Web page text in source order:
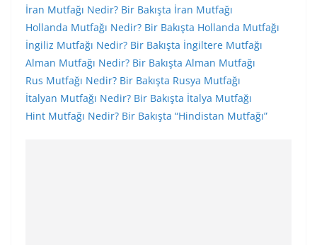
İran Mutfağı Nedir? Bir Bakışta İran Mutfağı
Hollanda Mutfağı Nedir? Bir Bakışta Hollanda Mutfağı
İngiliz Mutfağı Nedir? Bir Bakışta İngiltere Mutfağı
Alman Mutfağı Nedir? Bir Bakışta Alman Mutfağı
Rus Mutfağı Nedir? Bir Bakışta Rusya Mutfağı
İtalyan Mutfağı Nedir? Bir Bakışta İtalya Mutfağı
Hint Mutfağı Nedir? Bir Bakışta “Hindistan Mutfağı”